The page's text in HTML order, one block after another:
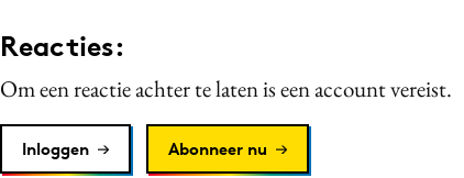
Reacties:
Om een reactie achter te laten is een account vereist.
Inloggen Abonneer nu